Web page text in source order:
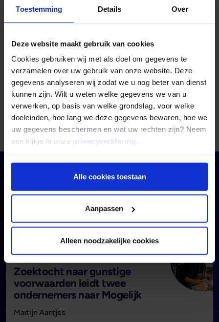
Toestemming Details Over
Deze website maakt gebruik van cookies
Cookies gebruiken wij met als doel om gegevens te
verzamelen over uw gebruik van onze website. Deze
gegevens analyseren wij zodat we u nog beter van dienst
kunnen zijn. Wilt u weten welke gegevens we van u
verwerken, op basis van welke grondslag, voor welke
doeleinden, hoe lang we deze gegevens bewaren, hoe we
uw gegevens beschermen en wat uw rechten zijn? Neem
een kijkje in onze privacyverklaring.
Alle cookies toestaan
Aanpassen
Alleen noodzakelijke cookies
Mogelijk en krijgt uitleg over de verschillende
een persoonlijk gesprek? Plan dan eenvoudig een
afspraak in via onze afspraakplanner.
Infosessies Afspraak maken
Ervaringen van onze
investeerders
Zoektocht naar gunstige
voorwaarden leidt twee
ondernemers naar Mogelijk - Lees de hele
Martijn Aantjes